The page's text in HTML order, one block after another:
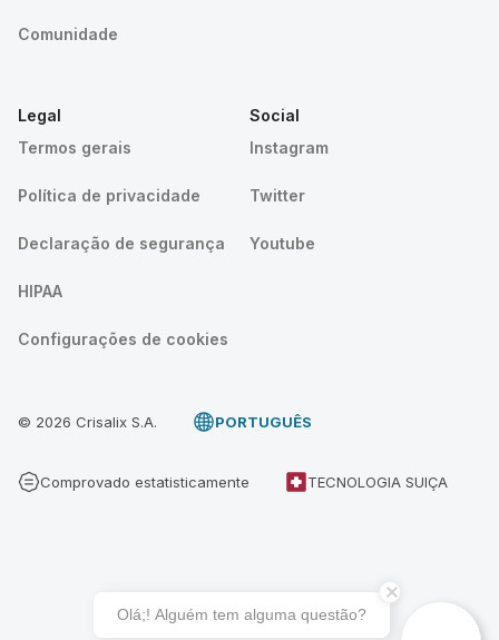
Comunidade
Legal
Termos gerais
Política de privacidade
Declaração de segurança
HIPAA
Configurações de cookies
Social
Instagram
Twitter
Youtube
© 2026 Crisalix S.A. PORTUGUÊS
Comprovado estatisticamente TECNOLOGIA SUIÇA
Olá;! Alguém tem alguma questão?